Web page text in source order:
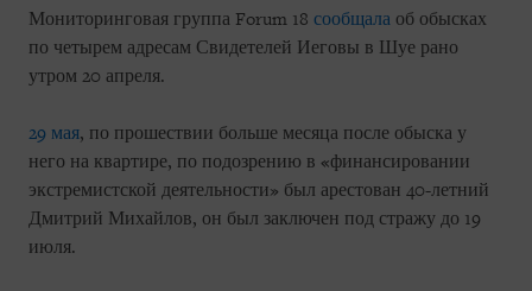
Мониторинговая группа Forum 18 сообщала об обысках
по четырем адресам Свидетелей Иеговы в Шуе рано
утром 20 апреля.
29 мая, по прошествии больше месяца после обыска у
него на квартире, по подозрению в «финансировании
экстремистской деятельности» был арестован 40-летний
Дмитрий Михайлов, он был заключен под стражу до 19
июля.